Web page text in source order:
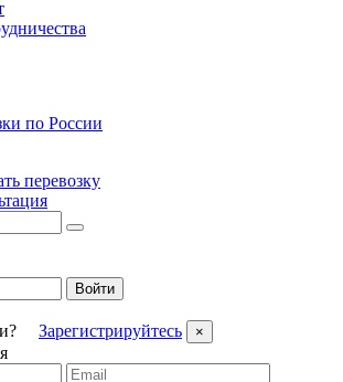
по России
перевозку
Войти
Зарегистрируйтесь ×